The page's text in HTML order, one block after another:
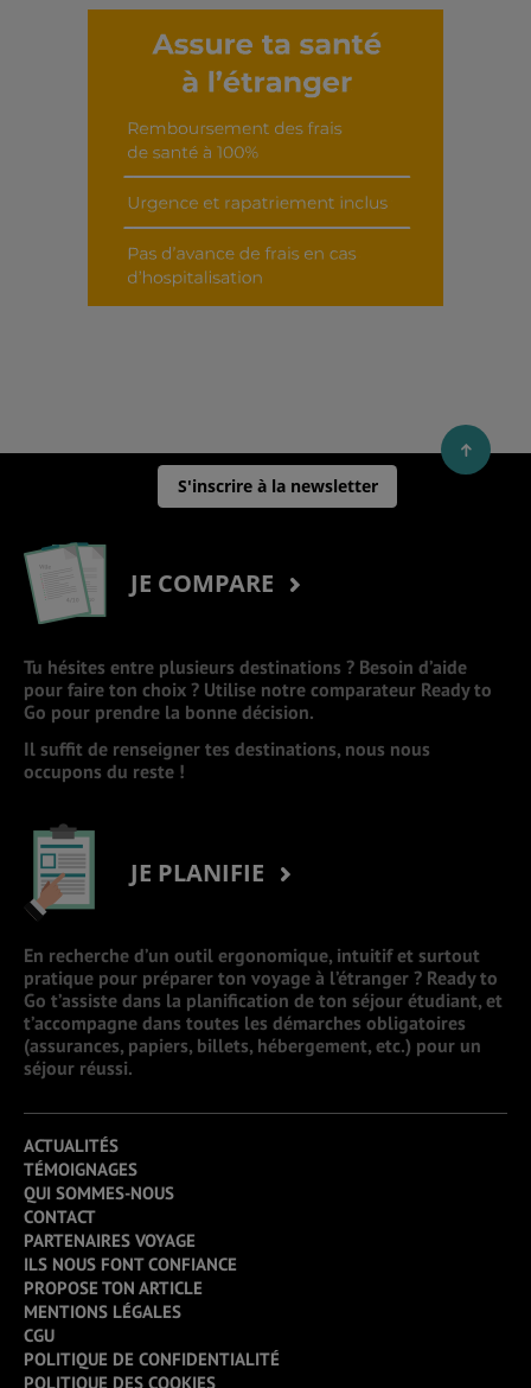
Découvrir cet interview
S'inscrire à la newsletter
JE COMPARE
Tu hésites entre plusieurs destinations ? Besoin d’aide
pour faire ton choix ? Utilise notre comparateur Ready to
Go pour prendre la bonne décision.
Il suffit de renseigner tes destinations, nous nous
occupons du reste !
JE PLANIFIE
En recherche d’un outil ergonomique, intuitif et surtout
pratique pour préparer ton voyage à l’étranger ? Ready to
Go t’assiste dans la planification de ton séjour étudiant, et
t’accompagne dans toutes les démarches obligatoires
(assurances, papiers, billets, hébergement, etc.) pour un
séjour réussi.
ACTUALITÉS
TÉMOIGNAGES
QUI SOMMES-NOUS
CONTACT
PARTENAIRES VOYAGE
ILS NOUS FONT CONFIANCE
PROPOSE TON ARTICLE
MENTIONS LÉGALES
CGU
POLITIQUE DE CONFIDENTIALITÉ
POLITIQUE DES COOKIES